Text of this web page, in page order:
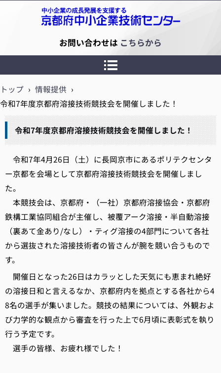
京都府中小企業技術センター
お問い合わせは こちらから
トップ › 情報提供 ›
令和7年度京都府溶接技術競技会を開催しました！
令和7年度京都府溶接技術競技会を開催しました！
令和7年4月26日（土）に長岡京市にあるポリテクセンタ
ー京都を会場として京都府溶接技術競技会を開催しまし
た。
本競技会は、京都府・（一社）京都府溶接協会・京都府
鉄構工業協同組合が主催し、被覆アーク溶接・半自動溶接
（裏あて金あり/なし）・ティグ溶接の4部門について各社
から選抜された溶接技術者の皆さんが腕を競い合うもので
す。
開催日となった26日はカラッとした天気にも恵まれ絶好
の溶接日和と言えるなか、京都府内を拠点とする各社から4
8名の選手が集いました。競技の結果については、外観およ
び力学的な観点から審査を行った上で6月頃に表彰式を執り
行う予定です。
選手の皆様、お疲れ様でした！